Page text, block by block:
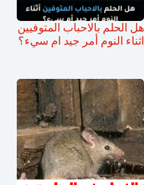
هل الحلم بالاحباب المتوفيين
اثناء النوم أمر جيد ام سيء؟